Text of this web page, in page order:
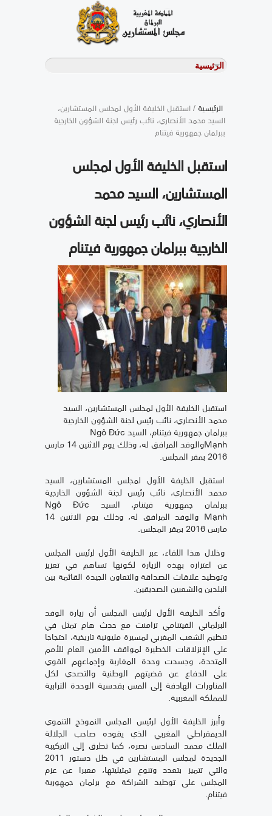
الرئيسية/ استقبل الخليفة الأول لمجلس المستشارين،
السيد محمد الأنصاري، نائب رئيس لجنة الشؤون الخارجية
ببرلمان جمهورية فيتنام
استقبل الخليفة الأول لمجلس
المستشارين، السيد محمد
الأنصاري، نائب رئيس لجنة الشؤون
الخارجية ببرلمان جمهورية فيتنام
استقبل الخليفة الأول لمجلس المستشارين، السيد
محمد الأنصاري، نائب رئيس لجنة الشؤون الخارجية
ببرلمان جمهورية فيتنام، السيد Ngô Đức
Mạnhوالوفد المرافق له، وذلك يوم الاثنين 14 مارس
2016 بمقر المجلس.
استقبل الخليفة الأول لمجلس المستشارين، السيد
محمد الأنصاري، نائب رئيس لجنة الشؤون الخارجية
ببرلمان جمهورية فيتنام، السيد Ngô Đức
Mạnh والوفد المرافق له، وذلك يوم الاثنين 14
مارس 2016 بمقر المجلس.
وخلال هذا اللقاء، عبر الخليفة الأول لرئيس المجلس
عن اعتزازه بهذه الزيارة لكونها تساهم في تعزيز
وتوطيد علاقات الصداقة والتعاون الجيدة القائمة بين
البلدين والشعبين الصديقين.
وأكد الخليفة الأول لرئيس المجلس أن زيارة الوفد
البرلماني الفيتنامي تزامنت مع حدث هام تمثل في
تنظيم الشعب المغربي لمسيرة مليونية تاريخية، احتجاجا
على الإنزلاقات الخطيرة لمواقف الأمين العام للأمم
المتحدة، وجسدت وحدة المغاربة وإجماعهم القوي
على الدفاع عن قضيتهم الوطنية والتصدي لكل
المناورات الهادفة إلى المس بقدسية الوحدة الترابية
للمملكة المغربية.
وأبرز الخليفة الأول لرئيس المجلس النموذج التنموي
الديمقراطي المغربي الذي يقوده صاحب الجلالة
الملك محمد السادس نصره، كما تطرق إلى التركيبة
الجديدة لمجلس المستشارين في ظل دستور 2011
والتي تتميز بتعدد وتنوع تمثيليتها، معبرا عن عزم
المجلس على توطيد الشراكة مع برلمان جمهورية
فيتنام.